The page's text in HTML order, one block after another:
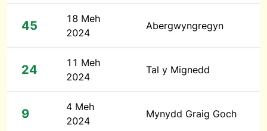
45
18 Meh
2024
Abergwyngregyn
24
11 Meh
2024
Tal y Mignedd
9
4 Meh
2024
Mynydd Graig Goch